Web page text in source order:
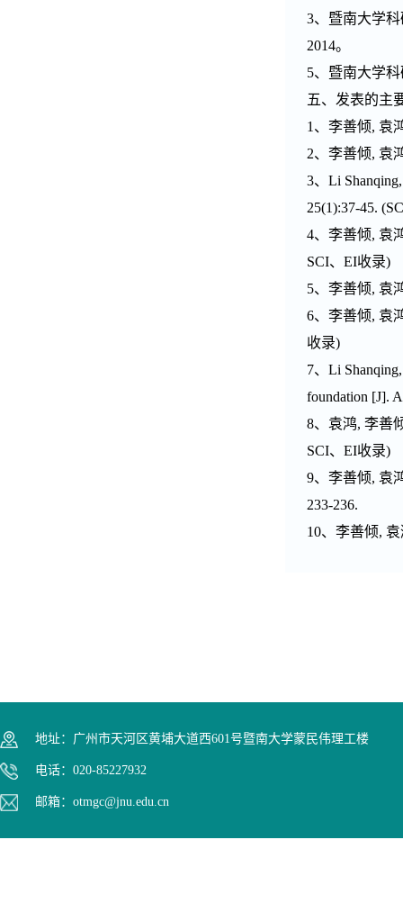
3、暨南大学
2014。
5、暨南大学
五、发表的主
1、李善倾, 袁
2、李善倾, 袁
3、Li
25(1):37-45.
4、李善倾, 袁
SCI、EI收录)
5、李善倾, 袁
6、李善倾, 袁
收录)
7、Li
foundation [J].
8、袁鸿, 李善
SCI、EI收录)
9、李善倾, 袁
233-236.
10、李善倾,
地址：广州市天河区黄埔大道西601号暨南大学蒙民伟理工楼
电话：020-85227932
邮箱：otmgc@jnu.edu.cn